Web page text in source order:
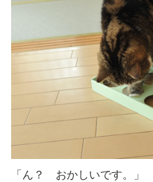
「ん？ おかしいです。」